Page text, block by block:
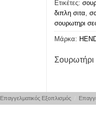
Ετικέτες:
διπλη σιτα,
σουρωτηρι
Μάρκα:
Σουρωτήρι
Επαγγελματικός Εξοπλισμός